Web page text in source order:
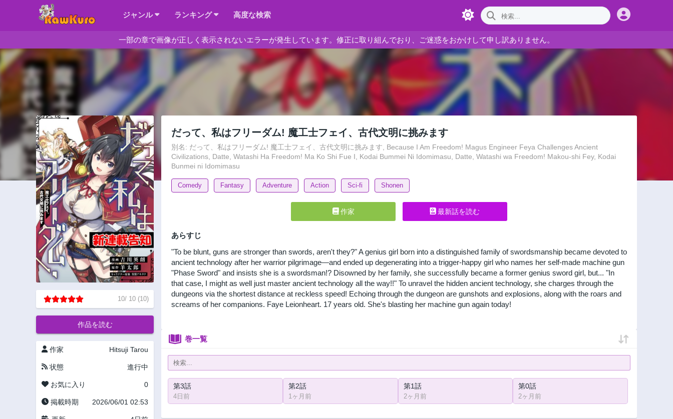
ジャンル ランキング 高度な検索
一部の章で画像が正しく表示されないエラーが発生しています。修正に取り組んでおり、ご迷惑をおかけして申し訳ありません。
10/ 10 (10)
作品を読む
作家 Hitsuji Tarou
状態 進行中
お気に入り 0
掲載時期 2026/06/01 02:53
だって、私はフリーダム! 魔工士フェイ、古代文明に挑みます
別名: だって、私はフリーダム! 魔工士フェイ、古代文明に挑みます, Because I Am Freedom! Magus Engineer Feya Challenges Ancient
Civilizations, Datte, Watashi Ha Freedom! Ma Ko Shi Fue I, Kodai Bummei Ni Idomimasu, Datte, Watashi wa Freedom! Makou-shi Fey, Kodai
Bunmei ni Idomimasu
Comedy Fantasy Adventure Action Sci-fi Shonen
作家 最新話を読む
あらすじ
"To be blunt, guns are stronger than swords, aren't they?" A genius girl born into a distinguished family of swordsmanship became devoted to
ancient technology after her warrior pilgrimage—and ended up degenerating into a trigger-happy girl who names her self-made machine gun
"Phase Sword" and insists she is a swordsman!? Disowned by her family, she successfully became a former genius sword girl, but... "In
that case, I might as well just master ancient technology all the way!!" To unravel the hidden ancient technology, she charges through the
dungeons via the shortest distance at reckless speed! Echoing through the dungeon are gunshots and explosions, along with the roars and
screams of her companions. Faye Leionheart. 17 years old. She's blasting her machine gun again today!
巻一覧
第3話
4日前
第2話
1ヶ月前
第1話
2ヶ月前
第0話
2ヶ月前